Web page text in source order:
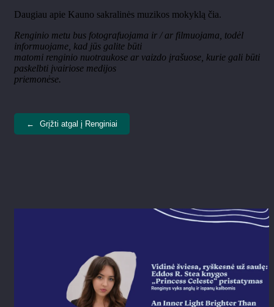
Daugiau apie Kauno sakralinės muzikos mokyklą čia.
Renginio metu bus fotografuojama ir / ar filmuojama, todėl
informuojame, kad jūs galite būti
matomi renginio nuotraukose ar vaizdo įrašuose, kurie gali būti
paskelbti įvairiose medijos
priemonėse.
← Grįžti atgal į Renginiai